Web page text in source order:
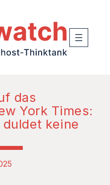
das
York Times:
keine